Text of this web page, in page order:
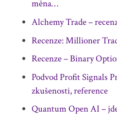
měna…
Alchemy Trade –
Recenze: Millioner
Recenze – Binary
Podvod Profit Signals
zkušenosti, reference
Quantum Open AI –